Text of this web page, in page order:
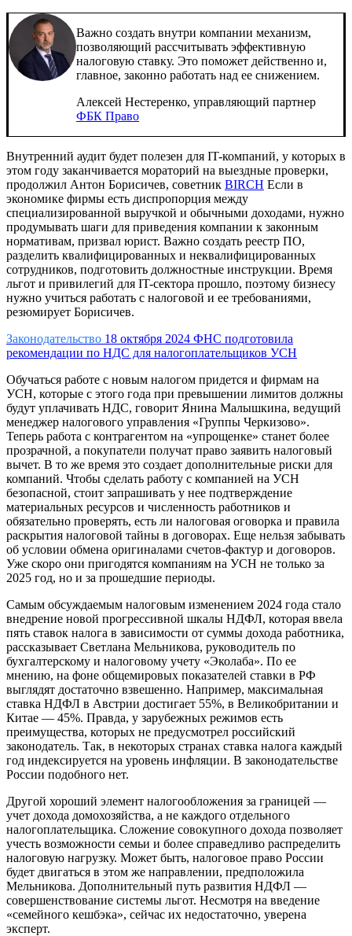
Важно создать внутри компании механизм,
позволяющий рассчитывать эффективную
налоговую ставку. Это поможет действенно и,
главное, законно работать над ее снижением.
Алексей Нестеренко, управляющий партнер
ФБК Право
Внутренний аудит будет полезен для IT-компаний, у которых в
этом году заканчивается мораторий на выездные проверки,
продолжил Антон Борисичев, советник BIRCH Если в
экономике фирмы есть диспропорция между
специализированной выручкой и обычными доходами, нужно
продумывать шаги для приведения компании к законным
нормативам, призвал юрист. Важно создать реестр ПО,
разделить квалифицированных и неквалифицированных
сотрудников, подготовить должностные инструкции. Время
льгот и привилегий для IT-сектора прошло, поэтому бизнесу
нужно учиться работать с налоговой и ее требованиями,
резюмирует Борисичев.
Законодательство 18 октября 2024 ФНС подготовила
рекомендации по НДС для налогоплательщиков УСН
Обучаться работе с новым налогом придется и фирмам на
УСН, которые с этого года при превышении лимитов должны
будут уплачивать НДС, говорит Янина Малышкина, ведущий
менеджер налогового управления «Группы Черкизово».
Теперь работа с контрагентом на «упрощенке» станет более
прозрачной, а покупатели получат право заявить налоговый
вычет. В то же время это создает дополнительные риски для
компаний. Чтобы сделать работу с компанией на УСН
безопасной, стоит запрашивать у нее подтверждение
материальных ресурсов и численность работников и
обязательно проверять, есть ли налоговая оговорка и правила
раскрытия налоговой тайны в договорах. Еще нельзя забывать
об условии обмена оригиналами счетов-фактур и договоров.
Уже скоро они пригодятся компаниям на УСН не только за
2025 год, но и за прошедшие периоды.
Самым обсуждаемым налоговым изменением 2024 года стало
внедрение новой прогрессивной шкалы НДФЛ, которая ввела
пять ставок налога в зависимости от суммы дохода работника,
рассказывает Светлана Мельникова, руководитель по
бухгалтерскому и налоговому учету «Эколаба». По ее
мнению, на фоне общемировых показателей ставки в РФ
выглядят достаточно взвешенно. Например, максимальная
ставка НДФЛ в Австрии достигает 55%, в Великобритании и
Китае — 45%. Правда, у зарубежных режимов есть
преимущества, которых не предусмотрел российский
законодатель. Так, в некоторых странах ставка налога каждый
год индексируется на уровень инфляции. В законодательстве
России подобного нет.
Другой хороший элемент налогообложения за границей —
учет дохода домохозяйства, а не каждого отдельного
налогоплательщика. Сложение совокупного дохода позволяет
учесть возможности семьи и более справедливо распределить
налоговую нагрузку. Может быть, налоговое право России
будет двигаться в этом же направлении, предположила
Мельникова. Дополнительный путь развития НДФЛ —
совершенствование системы льгот. Несмотря на введение
«семейного кешбэка», сейчас их недостаточно, уверена
эксперт.